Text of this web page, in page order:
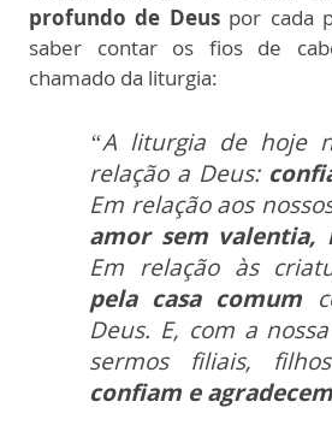
profundo de Deuspor cada
saber contar os fios de
chamado da liturgia:
“A liturgia de hoje
relação a Deus:
Em relação aos
amor sem valentia,
Em relação às
pela casa comum
Deus. E, com a
sermos filiais,
confiam e agradecem